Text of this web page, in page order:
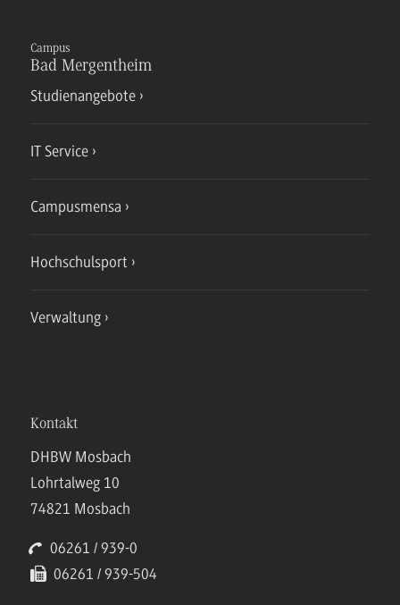
Campus
Bad Mergentheim
Studienangebote
IT Service
Campusmensa
Hochschulsport
Verwaltung
Kontakt
DHBW Mosbach
Lohrtalweg 10
74821 Mosbach
06261 / 939-0
06261 / 939-504